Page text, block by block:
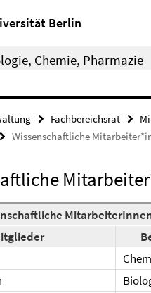
Berlin
Chemie, Pharmazie
Fachbereichsrat
Wissenschaftliche